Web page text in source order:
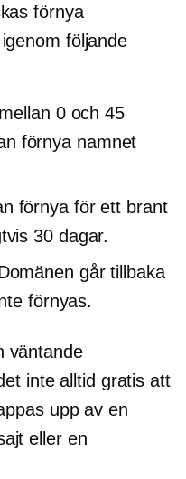
förnya
följande
0 och 45
förnya namnet
förnya för ett brant
30 dagar.
går tillbaka
förnyas.
väntande
inte alltid gratis att
upp av en
eller en